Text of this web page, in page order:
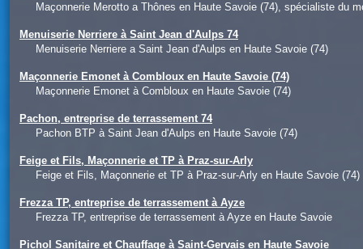
Maçonnerie Merotto a Thônes en Haute Savoie (74), spécialiste du
Menuiserie Nerriere à Saint Jean d'Aulps 74
Menuiserie Nerriere a Saint Jean d'Aulps en Haute Savoie (74)
Maçonnerie Emonet à Combloux en Haute Savoie (74)
Maçonnerie Emonet à Combloux en Haute Savoie (74)
Pachon, entreprise de terrassement 74
Pachon BTP à Saint Jean d'Aulps en Haute Savoie (74)
Feige et Fils, Maçonnerie et TP à Praz-sur-Arly
Feige et Fils, Maçonnerie et TP à Praz-sur-Arly en Haute Savoie (74)
Frezza TP, entreprise de terrassement à Ayze
Frezza TP, entreprise de terrassement à Ayze en Haute Savoie
Pichol Sanitaire et Chauffage à Saint-Gervais en Haute Savoie